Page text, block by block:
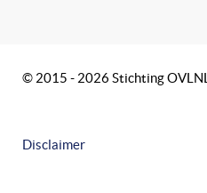
© 2015 - 2026 Stichting OVLNL
Disclaimer